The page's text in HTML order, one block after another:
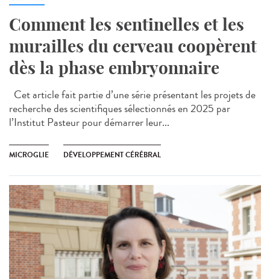
Comment les sentinelles et les
murailles du cerveau coopèrent
dès la phase embryonnaire
Cet article fait partie d’une série présentant les projets de
recherche des scientifiques sélectionnés en 2025 par
l’Institut Pasteur pour démarrer leur...
MICROGLIE DÉVELOPPEMENT CÉRÉBRAL